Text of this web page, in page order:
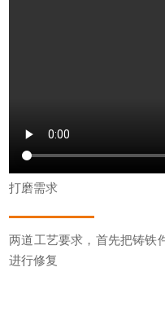
打磨需求
两道工艺要求，首先把铸铁
进行修复